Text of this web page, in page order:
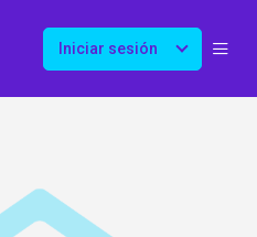
Iniciar sesión